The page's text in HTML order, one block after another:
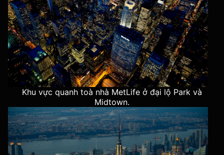
Khu vực quanh toà nhà MetLife ở đại lộ Park và
Midtown.